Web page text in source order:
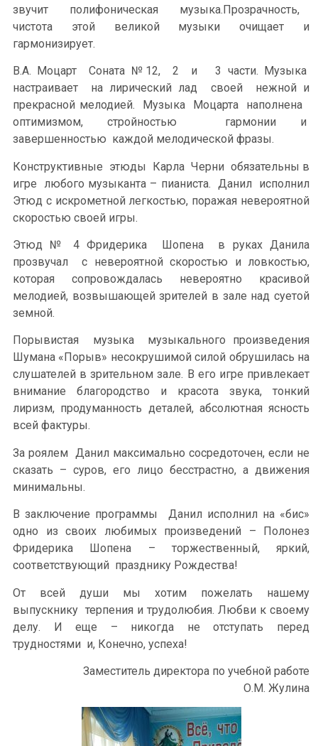
звучит полифоническая музыка.Прозрачность,
чистота этой великой музыки очищает и
гармонизирует.
В.А. Моцарт Соната №12, 2 и 3 части. Музыка
настраивает на лирический лад своей нежной и
прекрасной мелодией. Музыка Моцарта наполнена
оптимизмом, стройностью гармонии и
завершенностью каждой мелодической фразы.
Конструктивные этюды Карла Черни обязательны в
игре любого музыканта – пианиста. Данил исполнил
Этюд с искрометной легкостью, поражая невероятной
скоростью своей игры.
Этюд № 4 Фридерика Шопена в руках Данила
прозвучал с невероятной скоростью и ловкостью,
которая сопровождалась невероятно красивой
мелодией, возвышающей зрителей в зале над суетой
земной.
Порывистая музыка музыкального произведения
Шумана «Порыв» несокрушимой силой обрушилась на
слушателей в зрительном зале. В его игре привлекает
внимание благородство и красота звука, тонкий
лиризм, продуманность деталей, абсолютная ясность
всей фактуры.
За роялем Данил максимально сосредоточен, если не
сказать – суров, его лицо бесстрастно, а движения
минимальны.
В заключение программы Данил исполнил на «бис»
одно из своих любимых произведений – Полонез
Фридерика Шопена – торжественный, яркий,
соответствующий празднику Рождества!
От всей души мы хотим пожелать нашему
выпускнику терпения и трудолюбия. Любви к своему
делу. И еще – никогда не отступать перед
трудностями и, Конечно, успеха!
Заместитель директора по учебной работе
О.М. Жулина